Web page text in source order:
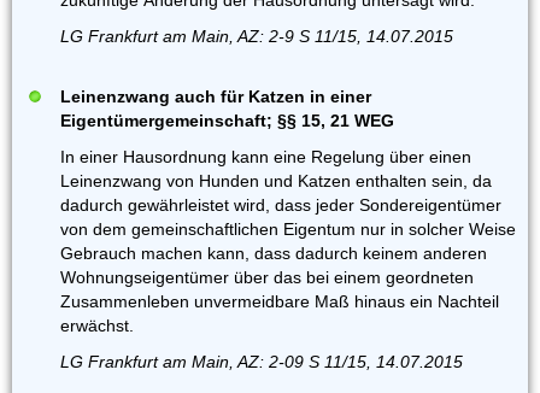
LG Frankfurt am Main, AZ: 2-9 S 11/15, 14.07.2015
Leinenzwang auch für Katzen in einer
Eigentümergemeinschaft; §§ 15, 21 WEG
In einer Hausordnung kann eine Regelung über einen
Leinenzwang von Hunden und Katzen enthalten sein, da
dadurch gewährleistet wird, dass jeder Sondereigentümer
von dem gemeinschaftlichen Eigentum nur in solcher Weise
Gebrauch machen kann, dass dadurch keinem anderen
Wohnungseigentümer über das bei einem geordneten
Zusammenleben unvermeidbare Maß hinaus ein Nachteil
erwächst.
LG Frankfurt am Main, AZ: 2-09 S 11/15, 14.07.2015